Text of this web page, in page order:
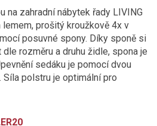
na zahradní nábytek řady LIVING
prošitý kroužkově 4x v
posuvné spony. Díky sponě si
rozměru a druhu židle, spona je
sedáku je pomocí dvou
polstru je optimální pro